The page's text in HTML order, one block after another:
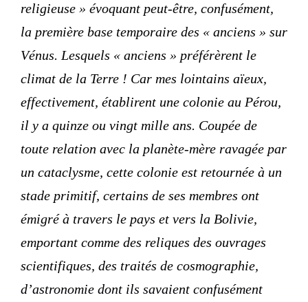
religieuse » évoquant peut-être, confusément,
la première base temporaire des « anciens » sur
Vénus. Lesquels « anciens » préférèrent le
climat de la Terre ! Car mes lointains aïeux,
effectivement, établirent une colonie au Pérou,
il y a quinze ou vingt mille ans. Coupée de
toute relation avec la planète-mère ravagée par
un cataclysme, cette colonie est retournée à un
stade primitif, certains de ses membres ont
émigré à travers le pays et vers la Bolivie,
emportant comme des reliques des ouvrages
scientifiques, des traités de cosmographie,
d’astronomie dont ils savaient confusément